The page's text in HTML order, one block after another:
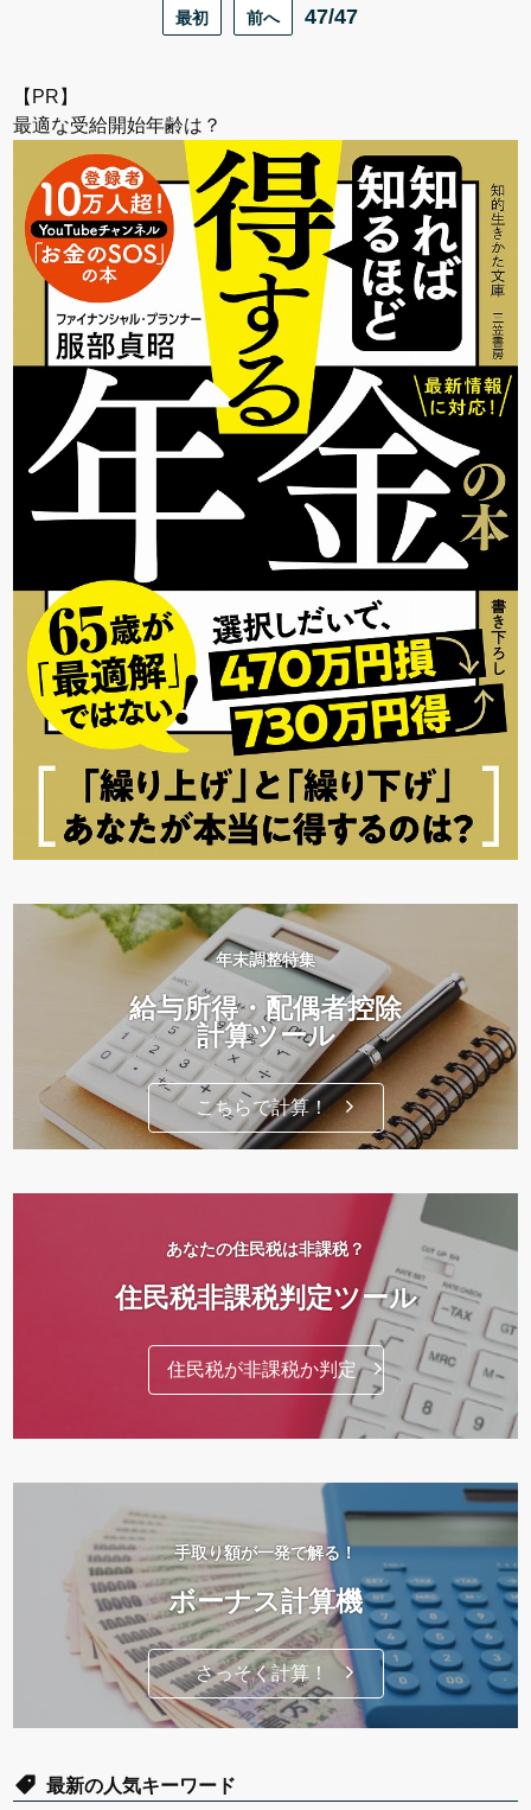
最初 前へ 47/47
【PR】
最適な受給開始年齢は？
年末調整特集
給与所得・配偶者控除
計算ツール
こちらで計算！
あなたの住民税は非課税？
住民税非課税判定ツール
住民税が非課税か判定
手取り額が一発で解る！
ボーナス計算機
さっそく計算！
最新の人気キーワード